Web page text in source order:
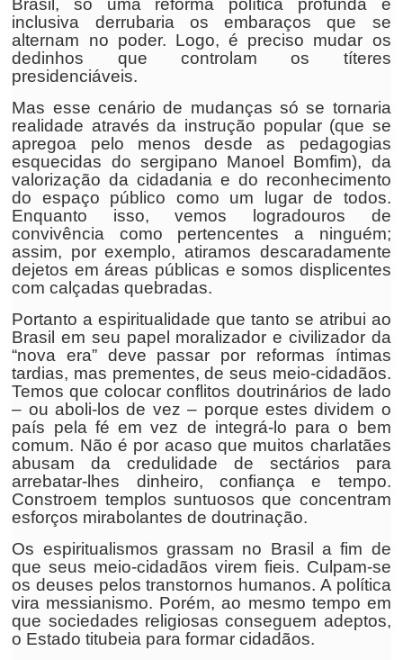
Brasil, só uma reforma política profunda e
inclusiva derrubaria os embaraços que se
alternam no poder. Logo, é preciso mudar os
dedinhos que controlam os títeres
presidenciáveis.
Mas esse cenário de mudanças só se tornaria
realidade através da instrução popular (que se
apregoa pelo menos desde as pedagogias
esquecidas do sergipano Manoel Bomfim), da
valorização da cidadania e do reconhecimento
do espaço público como um lugar de todos.
Enquanto isso, vemos logradouros de
convivência como pertencentes a ninguém;
assim, por exemplo, atiramos descaradamente
dejetos em áreas públicas e somos displicentes
com calçadas quebradas.
Portanto a espiritualidade que tanto se atribui ao
Brasil em seu papel moralizador e civilizador da
“nova era” deve passar por reformas íntimas
tardias, mas prementes, de seus meio-cidadãos.
Temos que colocar conflitos doutrinários de lado
– ou aboli-los de vez – porque estes dividem o
país pela fé em vez de integrá-lo para o bem
comum. Não é por acaso que muitos charlatães
abusam da credulidade de sectários para
arrebatar-lhes dinheiro, confiança e tempo.
Constroem templos suntuosos que concentram
esforços mirabolantes de doutrinação.
Os espiritualismos grassam no Brasil a fim de
que seus meio-cidadãos virem fieis. Culpam-se
os deuses pelos transtornos humanos. A política
vira messianismo. Porém, ao mesmo tempo em
que sociedades religiosas conseguem adeptos,
o Estado titubeia para formar cidadãos.